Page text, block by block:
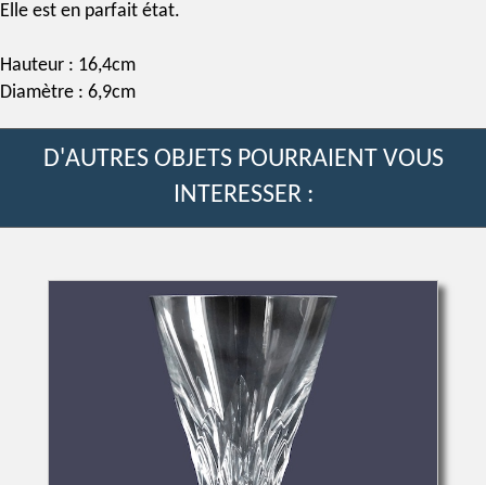
Elle est en parfait état.
Hauteur : 16,4cm
Diamètre : 6,9cm
D'AUTRES OBJETS POURRAIENT VOUS
INTERESSER :